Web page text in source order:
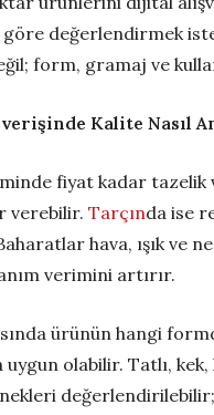
değerlendirmek
form, gramaj ve
Kalite Nasıl
fiyat kadar tazelik
verebilir. Tarçında ise
hava, ışık
verimini artırır.
ürünün hangi
olabilir. Tatlı,
değerlendirilebilir;